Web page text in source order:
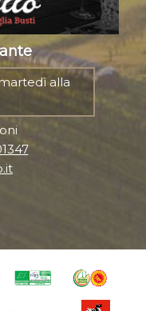
alla